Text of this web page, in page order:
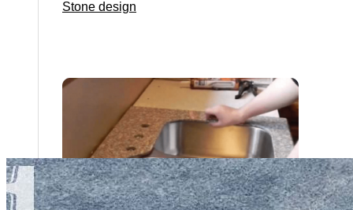
Stone design